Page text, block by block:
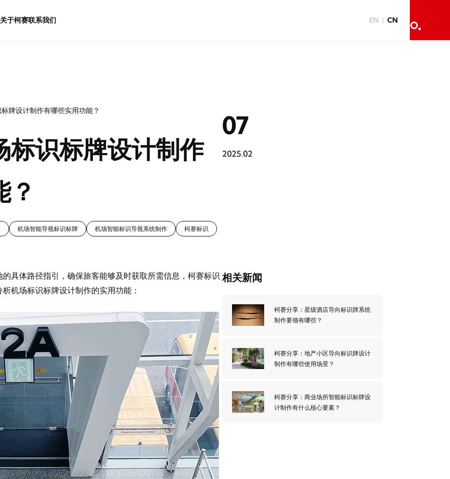
关于柯赛联系我们 EN CN
牌设计制作有哪些实用功能？
标识标牌设计制作
？
机场智能导视标识标牌 机场智能标识导视系统制作 柯赛标识
07
2025.02
具体路径指引，确保旅客能够及时获取所需信息，柯赛标识
机场标识标牌设计制作的实用功能：
相关新闻
柯赛分享：星级酒店导向标识牌系统
制作要领有哪些？
柯赛分享：地产小区导向标识牌设计
制作有哪些使用场景？
柯赛分享：商业场所智能标识标牌设
计制作有什么核心要素？